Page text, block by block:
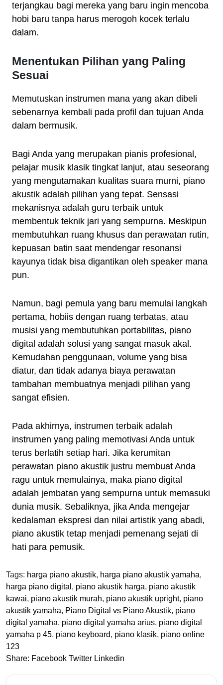
terjangkau bagi mereka yang baru ingin mencoba
hobi baru tanpa harus merogoh kocek terlalu
dalam.
Menentukan Pilihan yang Paling
Sesuai
Memutuskan instrumen mana yang akan dibeli
sebenarnya kembali pada profil dan tujuan Anda
dalam bermusik.
Bagi Anda yang merupakan pianis profesional,
pelajar musik klasik tingkat lanjut, atau seseorang
yang mengutamakan kualitas suara murni, piano
akustik adalah pilihan yang tepat. Sensasi
mekanisnya adalah guru terbaik untuk
membentuk teknik jari yang sempurna. Meskipun
membutuhkan ruang khusus dan perawatan rutin,
kepuasan batin saat mendengar resonansi
kayunya tidak bisa digantikan oleh speaker mana
pun.
Namun, bagi pemula yang baru memulai langkah
pertama, hobiis dengan ruang terbatas, atau
musisi yang membutuhkan portabilitas, piano
digital adalah solusi yang sangat masuk akal.
Kemudahan penggunaan, volume yang bisa
diatur, dan tidak adanya biaya perawatan
tambahan membuatnya menjadi pilihan yang
sangat efisien.
Pada akhirnya, instrumen terbaik adalah
instrumen yang paling memotivasi Anda untuk
terus berlatih setiap hari. Jika kerumitan
perawatan piano akustik justru membuat Anda
ragu untuk memulainya, maka piano digital
adalah jembatan yang sempurna untuk memasuki
dunia musik. Sebaliknya, jika Anda mengejar
kedalaman ekspresi dan nilai artistik yang abadi,
piano akustik tetap menjadi pemenang sejati di
hati para pemusik.
Tags: harga piano akustik, harga piano akustik yamaha,
harga piano digital , piano akustik harga, piano akustik
kawai, piano akustik murah, piano akustik upright, piano
akustik yamaha, Piano Digital vs Piano Akustik, piano
digital yamaha, piano digital yamaha arius, piano digital
yamaha p 45, piano keyboard, piano klasik, piano online
123
Share: Facebook Twitter Linkedin